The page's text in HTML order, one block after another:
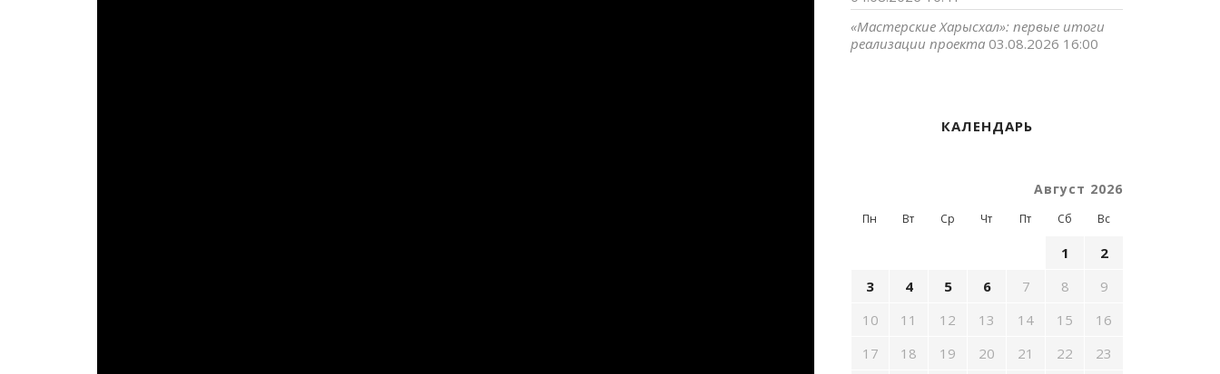
«Мастерские Харысхал»: первые итоги
реализации проекта 03.08.2026 16:00
КАЛЕНДАРЬ
Август 2026
Пн Вт Ср Чт Пт Сб Вс
1
2
3
4 5 6 7 8
9
10
11 12 13 14 15
16
17
18 19 20 21 22
23